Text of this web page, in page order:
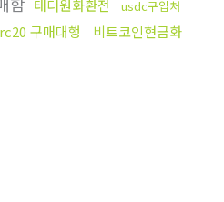
태더원화환전 usdc구입처
구매대행
비트코인현금화